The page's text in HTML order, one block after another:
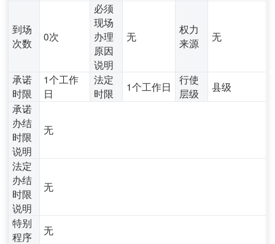
到场
次数
0次
必须
现场
办理
原因
说明
无
权力
来源
无
承诺
时限
1个工作
日
法定
时限
1个工作日
行使
层级
县级
承诺
办结
时限
说明
无
法定
办结
时限
说明
无
特别
程序
无